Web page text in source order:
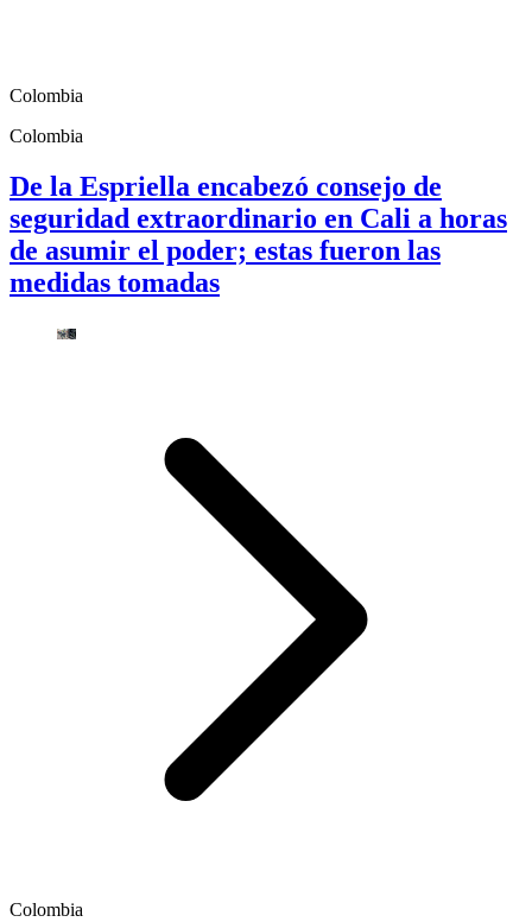
Colombia
Colombia
De la Espriella encabezó consejo de
seguridad extraordinario en Cali a horas
de asumir el poder; estas fueron las
medidas tomadas
Colombia